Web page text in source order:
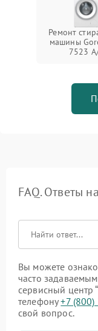
Ремонт
машины
7523
FAQ. Ответы
Вы можете
часто
сервисный центр
телефону+7
свой вопрос.